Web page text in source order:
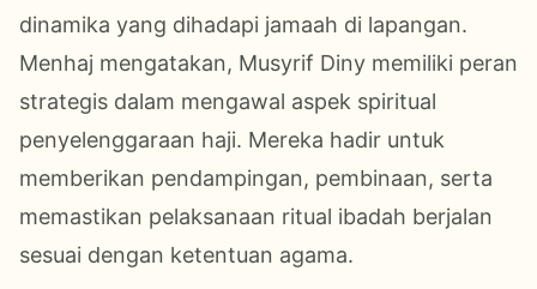
dinamika yang dihadapi jamaah di lapangan.
Menhaj mengatakan, Musyrif Diny memiliki peran
strategis dalam mengawal aspek spiritual
penyelenggaraan haji. Mereka hadir untuk
memberikan pendampingan, pembinaan, serta
memastikan pelaksanaan ritual ibadah berjalan
sesuai dengan ketentuan agama.